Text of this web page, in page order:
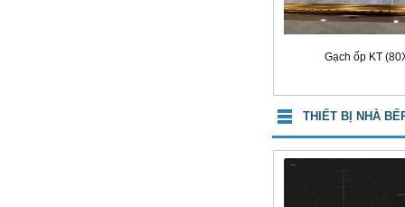
Gạch ốp KT
THIẾT BỊ NHÀ